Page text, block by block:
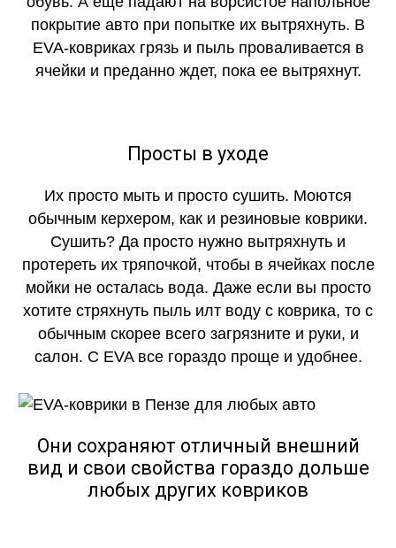
покрытие авто при попытке их вытряхнуть. В
EVA-ковриках грязь и пыль проваливается в
ячейки и преданно ждет, пока ее вытряхнут.
Просты в уходе
Их просто мыть и просто сушить. Моются
обычным керхером, как и резиновые коврики.
Сушить? Да просто нужно вытряхнуть и
протереть их тряпочкой, чтобы в ячейках после
мойки не осталась вода. Даже если вы просто
хотите стряхнуть пыль илт воду с коврика, то с
обычным скорее всего загрязните и руки, и
салон. С EVA все гораздо проще и удобнее.
Они сохраняют отличный внешний
вид и свои свойства гораздо дольше
любых других ковриков